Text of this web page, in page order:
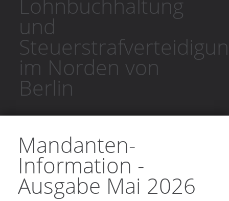
und
im Norden von
Berlin
Mandanten-
Information -
Ausgabe Mai 2026